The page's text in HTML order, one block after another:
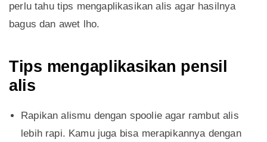
perlu tahu tips mengaplikasikan alis agar hasilnya
bagus dan awet lho.
Tips mengaplikasikan pensil
alis
Rapikan alismu dengan spoolie agar rambut alis
lebih rapi. Kamu juga bisa merapikannya dengan